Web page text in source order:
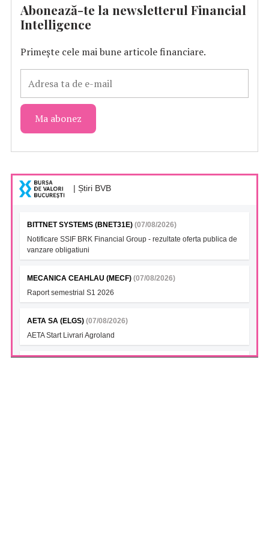
Abonează-te la newsletterul Financial
Intelligence
Primește cele mai bune articole financiare.
| Știri BVB
BITTNET SYSTEMS (BNET31E) (07/08/2026)
Notificare SSIF BRK Financial Group - rezultate oferta publica de
vanzare obligatiuni
MECANICA CEAHLAU (MECF) (07/08/2026)
Raport semestrial S1 2026
AETA SA (ELGS) (07/08/2026)
AETA Start Livrari Agroland